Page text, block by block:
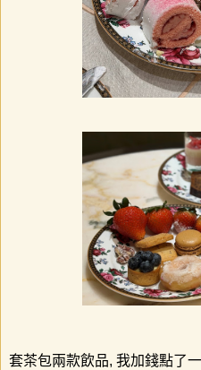
套茶包兩款飲品, 我加錢點了